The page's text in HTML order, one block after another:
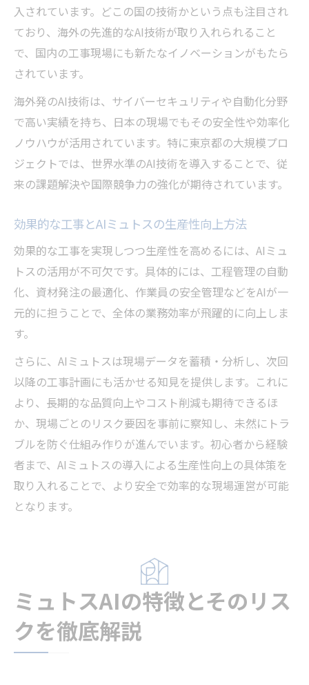
入されています。どこの国の技術かという点も注目され
ており、海外の先進的なAI技術が取り入れられること
で、国内の工事現場にも新たなイノベーションがもたら
されています。
海外発のAI技術は、サイバーセキュリティや自動化分野
で高い実績を持ち、日本の現場でもその安全性や効率化
ノウハウが活用されています。特に東京都の大規模プロ
ジェクトでは、世界水準のAI技術を導入することで、従
来の課題解決や国際競争力の強化が期待されています。
効果的な工事とAIミュトスの生産性向上方法
効果的な工事を実現しつつ生産性を高めるには、AIミュ
トスの活用が不可欠です。具体的には、工程管理の自動
化、資材発注の最適化、作業員の安全管理などをAIが一
元的に担うことで、全体の業務効率が飛躍的に向上しま
す。
さらに、AIミュトスは現場データを蓄積・分析し、次回
以降の工事計画にも活かせる知見を提供します。これに
より、長期的な品質向上やコスト削減も期待できるほ
か、現場ごとのリスク要因を事前に察知し、未然にトラ
ブルを防ぐ仕組み作りが進んでいます。初心者から経験
者まで、AIミュトスの導入による生産性向上の具体策を
取り入れることで、より安全で効率的な現場運営が可能
となります。
ミュトスAIの特徴とそのリス
クを徹底解説